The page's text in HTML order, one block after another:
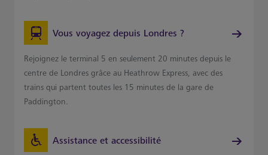
Vous voyagez depuis Londres ?
Rejoignez le terminal 5 en seulement 20 minutes depuis le
centre de Londres grâce au Heathrow Express, avec des
trains qui partent toutes les 15 minutes de la gare de
Paddington.
Assistance et accessibilité